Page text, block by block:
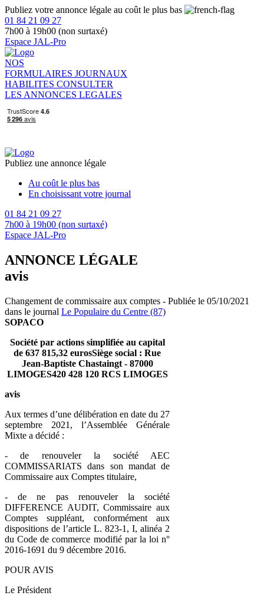
Publiez votre annonce légale au coût le plus bas
01 84 21 09 27
7h00 à 19h00 (non surtaxé)
Espace JAL-Pro
NOS
FORMULAIRES JOURNAUX
HABILITES CONSULTER
LES ANNONCES LEGALES
Publiez une annonce légale
Au coût le plus bas
En choisissant votre journal
01 84 21 09 27
7h00 à 19h00 (non surtaxé)
Espace JAL-Pro
ANNONCE LÉGALE
avis
Changement de commissaire aux comptes - Publiée le 05/10/2021
dans le journal Le Populaire du Centre (87)
SOPACO
Société par actions simplifiée au capital
de 637 815,32 eurosSiège social : Rue
Jean-Baptiste Chastaingt - 87000
LIMOGES420 428 120 RCS LIMOGES
avis
Aux termes d’une délibération en date du 27
septembre 2021, l’Assemblée Générale
Mixte a décidé :
- de renouveler la société AEC
COMMISSARIATS dans son mandat de
Commissaire aux Comptes titulaire,
- de ne pas renouveler la société
DIFFERENCE AUDIT, Commissaire aux
Comptes suppléant, conformément aux
dispositions de l’article L. 823-1, I, alinéa 2
du Code de commerce modifié par la loi n°
2016-1691 du 9 décembre 2016.
POUR AVIS
Le Président